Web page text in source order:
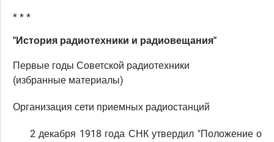
* * *
"История радиотехники и радиовещания"
Первые годы Советской радиотехники
(избранные материалы)
Организация сети приемных радиостанций
2 декабря 1918 года СНК утвердил "Положение о